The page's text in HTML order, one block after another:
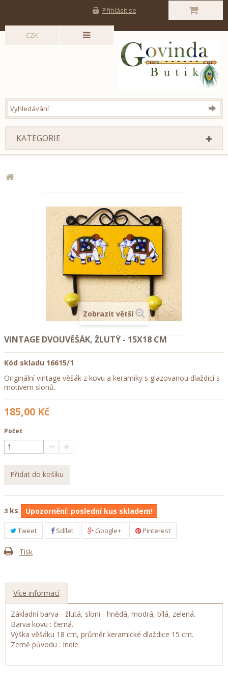
Přihlásit se
CZK
KATEGORIE
Zobrazit větší
VINTAGE DVOUVĚŠÁK, ŽLUTÝ - 15X18 CM
Kód skladu 16615/1
Originální vintage věšák z kovu a keramiky s glazovanou dlaždicí s
motivem slonů.
185,00 Kč
Počet
Přidat do košíku
3 ks Upozornění: poslední kus skladem!
Tweet Sdílet Google+ Pinterest
Tisk
Více informací
Základní barva - žlutá, sloni - hnědá, modrá, bílá, zelená.
Barva kovu : černá.
Výška věšáku 18 cm, průměr keramické dlaždice 15 cm.
Země původu : Indie.